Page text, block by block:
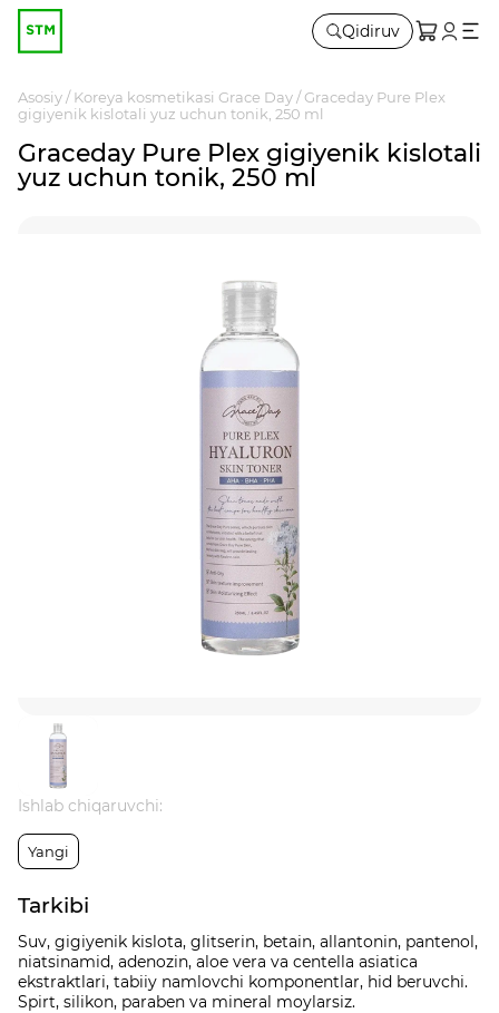
Qidiruv
Asosiy Koreya kosmetikasi Grace Day
Graceday Pure Plex
gigiyenik kislotali yuz uchun tonik, 250 ml
Graceday Pure Plex gigiyenik kislotali
yuz uchun tonik, 250 ml
Ishlab chiqaruvchi:
Yangi
Tarkibi
Suv, gigiyenik kislota, glitserin, betain, allantonin, pantenol,
niatsinamid, adenozin, aloe vera va centella asiatica
ekstraktlari, tabiiy namlovchi komponentlar, hid beruvchi.
Spirt, silikon, paraben va mineral moylarsiz.